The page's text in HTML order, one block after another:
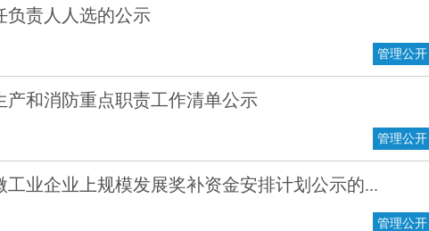
负责人人选的公示
管理公开
和消防重点职责工作清单公示
管理公开
工业企业上规模发展奖补资金安排计划公示的...
管理公开